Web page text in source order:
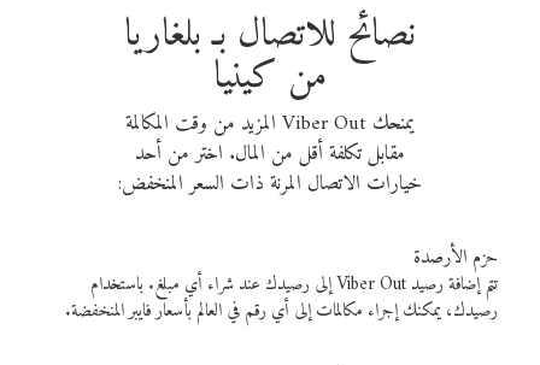
نصائح للاتصال بـ بلغاريا
من كينيا
يمنحك Viber Out المزيد من وقت المكالمة
مقابل تكلفة أقل من المال. اختر من أحد
خيارات الاتصال المرنة ذات السعر المنخفض:
حزم الأرصدة
تتم إضافة رصيد Viber Out إلى رصيدك عند شراء أي مبلغ. باستخدام
رصيدك، يمكنك إجراء مكالمات إلى أي رقم في العالم بأسعار فايبر المنخفضة.